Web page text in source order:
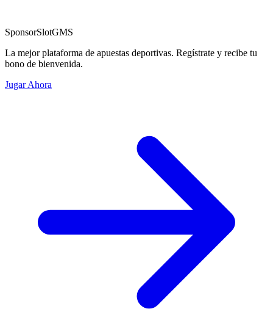
SponsorSlotGMS
La mejor plataforma de apuestas deportivas. Regístrate y recibe tu
bono de bienvenida.
Jugar Ahora